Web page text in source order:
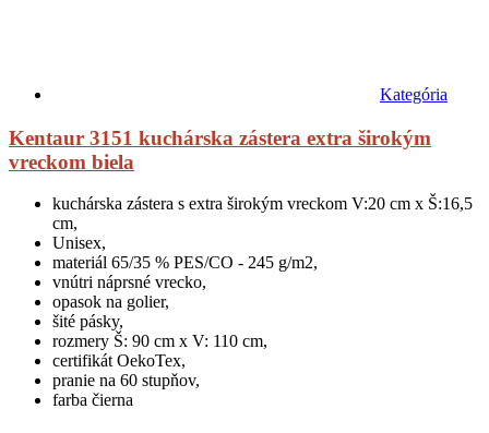
Kategória
Kentaur 3151 kuchárska zástera extra širokým
vreckom biela
kuchárska zástera s extra širokým vreckom V:20 cm x Š:16,5
cm,
Unisex,
materiál 65/35 % PES/CO - 245 g/m2,
vnútri náprsné vrecko,
opasok na golier,
šité pásky,
rozmery Š: 90 cm x V: 110 cm,
certifikát OekoTex,
pranie na 60 stupňov,
farba čierna